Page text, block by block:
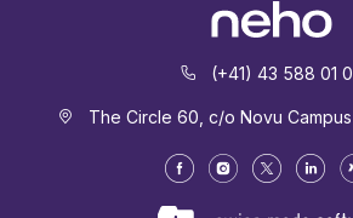
(+41) 43 588 01
The Circle 60, c/o Novu